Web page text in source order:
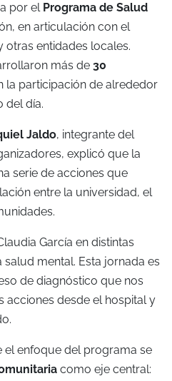
por el Programa de Salud
en articulación con el
otras entidades locales.
más de 30
la participación de alrededor
del día.
Jaldo, integrante del
explicó que la
serie de acciones que
entre la universidad, el
García en distintas
mental. Esta jornada es
de diagnóstico que nos
acciones desde el hospital y
el enfoque del programa se
como eje central: